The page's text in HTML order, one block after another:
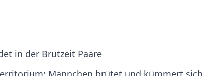
in der Brutzeit Paare